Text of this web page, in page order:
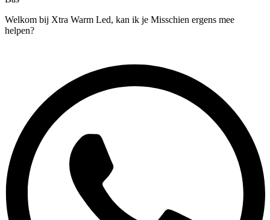
Welkom bij Xtra Warm Led, kan ik je Misschien ergens mee
helpen?